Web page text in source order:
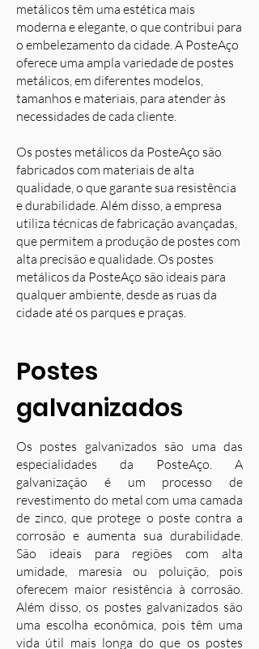
metálicos têm uma estética mais
moderna e elegante, o que contribui para
o embelezamento da cidade. A PosteAço
oferece uma ampla variedade de postes
metálicos, em diferentes modelos,
tamanhos e materiais, para atender às
necessidades de cada cliente.
Os postes metálicos da PosteAço são
fabricados com materiais de alta
qualidade, o que garante sua resistência
e durabilidade. Além disso, a empresa
utiliza técnicas de fabricação avançadas,
que permitem a produção de postes com
alta precisão e qualidade. Os postes
metálicos da PosteAço são ideais para
qualquer ambiente, desde as ruas da
cidade até os parques e praças.
Postes
galvanizados
Os postes galvanizados são uma das
especialidades da PosteAço. A
galvanização é um processo de
revestimento do metal com uma camada
de zinco, que protege o poste contra a
corrosão e aumenta sua durabilidade.
São ideais para regiões com alta
umidade, maresia ou poluição, pois
oferecem maior resistência à corrosão.
Além disso, os postes galvanizados são
uma escolha econômica, pois têm uma
vida útil mais longa do que os postes